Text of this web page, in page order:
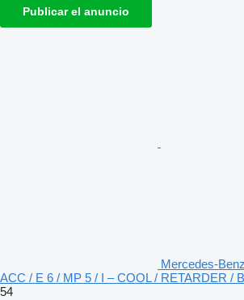
Publicar el anuncio
Mercedes-
ACC / E 6 / MP 5 / I – COOL / RETARDER /
54